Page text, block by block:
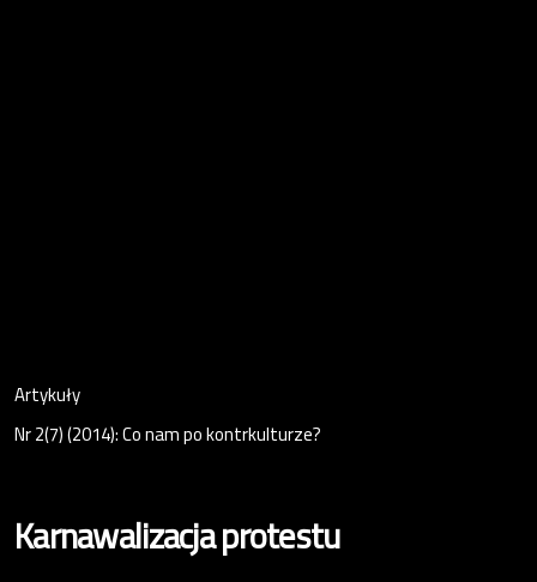
Artykuły
Nr 2(7) (2014): Co nam po kontrkulturze?
Karnawalizacja protestu